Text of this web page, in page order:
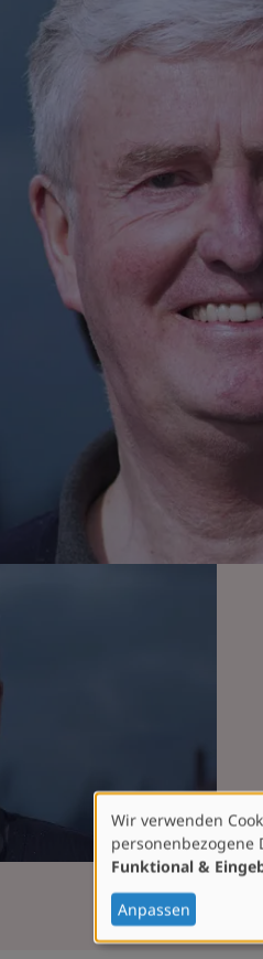
Verwendung
von
personenbezogenen
Daten
und
Cookies
Wir verwenden
personenbezogene
Funktional &
Anpassen